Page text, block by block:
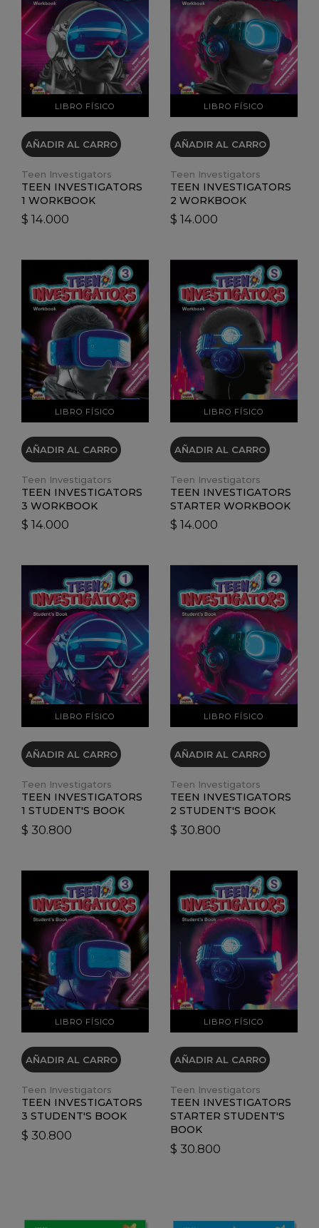
LIBRO FÍSICO
VER DETALLES
AÑADIR AL CARRO
Teen Investigators
TEEN INVESTIGATORS
1 WORKBOOK
$ 14.000
LIBRO FÍSICO
VER DETALLES
AÑADIR AL CARRO
Teen Investigators
TEEN INVESTIGATORS
2 WORKBOOK
$ 14.000
LIBRO FÍSICO
VER DETALLES
AÑADIR AL CARRO
Teen Investigators
TEEN INVESTIGATORS
3 WORKBOOK
$ 14.000
LIBRO FÍSICO
VER DETALLES
AÑADIR AL CARRO
Teen Investigators
TEEN INVESTIGATORS
STARTER WORKBOOK
$ 14.000
LIBRO FÍSICO
VER DETALLES
AÑADIR AL CARRO
Teen Investigators
TEEN INVESTIGATORS
1 STUDENT'S BOOK
$ 30.800
LIBRO FÍSICO
VER DETALLES
AÑADIR AL CARRO
Teen Investigators
TEEN INVESTIGATORS
2 STUDENT'S BOOK
$ 30.800
LIBRO FÍSICO
VER DETALLES
AÑADIR AL CARRO
Teen Investigators
TEEN INVESTIGATORS
3 STUDENT'S BOOK
$ 30.800
LIBRO FÍSICO
VER DETALLES
AÑADIR AL CARRO
Teen Investigators
TEEN INVESTIGATORS
STARTER STUDENT'S
BOOK
$ 30.800